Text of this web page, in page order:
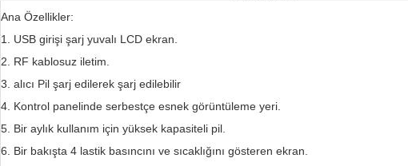
Ana Özellikler:
1. USB girişi şarj yuvalı LCD ekran.
2. RF kablosuz iletim.
3. alıcı Pil şarj edilerek şarj edilebilir
4. Kontrol panelinde serbestçe esnek görüntüleme yeri.
5. Bir aylık kullanım için yüksek kapasiteli pil.
6. Bir bakışta 4 lastik basıncını ve sıcaklığını gösteren ekran.